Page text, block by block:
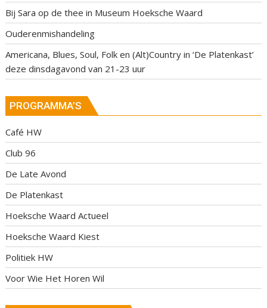
Bij Sara op de thee in Museum Hoeksche Waard
Ouderenmishandeling
Americana, Blues, Soul, Folk en (Alt)Country in ‘De Platenkast’
deze dinsdagavond van 21-23 uur
PROGRAMMA’S
Café HW
Club 96
De Late Avond
De Platenkast
Hoeksche Waard Actueel
Hoeksche Waard Kiest
Politiek HW
Voor Wie Het Horen Wil